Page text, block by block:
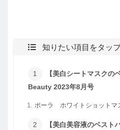
知りたい項目をタッ
【美白シートマスク
Beauty 2023年8月号
ポーラ ホワイトショットマ
【美白美容液のベス